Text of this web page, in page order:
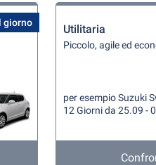
giorno Utilitaria
Piccolo, agile ed
per esempio Suzuki
12 Giorni da 25.09 -